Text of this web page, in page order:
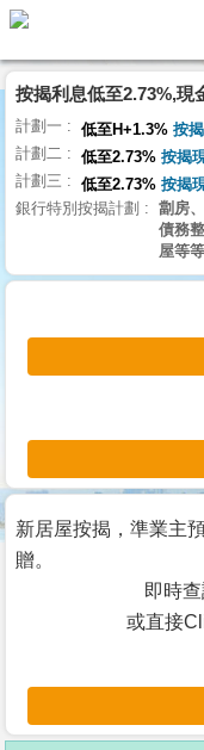
代
理
主
頁
搵
樓/
交
業
主
宅
谷
按
客
按揭利息低至2.73%,現
計劃一 低至H+1.3% 按
計劃二 低至2.73% 按揭
計劃三 低至2.73% 按揭
銀行特別按揭計劃
劏房
債務
屋等等
新居屋按揭，準業主
贈。
即時
或直接